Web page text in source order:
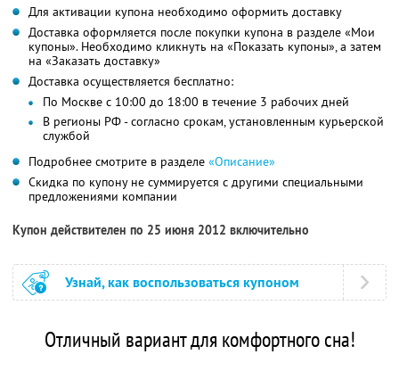
Для активации купона необходимо оформить доставку
Доставка оформляется после покупки купона в разделе «Мои
купоны». Необходимо кликнуть на «Показать купоны», а затем
на «Заказать доставку»
Доставка осуществляется бесплатно:
По Москве с 10:00 до 18:00 в течение 3 рабочих дней
В регионы РФ - согласно срокам, установленным курьерской
службой
Подробнее смотрите в разделе «Описание»
Скидка по купону не суммируется с другими специальными
предложениями компании
Купон действителен по 25 июня 2012 включительно
Узнай, как воспользоваться купоном
Отличный вариант для комфортного сна!